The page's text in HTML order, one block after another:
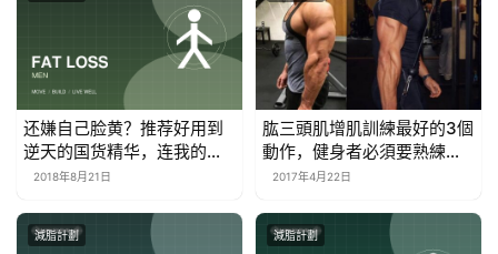
还嫌自己脸黄？推荐好用到
逆天的国货精华，连我的祖
传黄气都去掉了！
2018年8月21日
肱三頭肌增肌訓練最好的3個
動作，健身者必須要熟練掌
握2017年4月22日
減脂計劃 減脂計劃